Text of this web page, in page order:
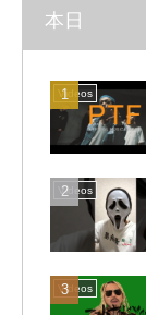
本日
Videos
Videos
Videos